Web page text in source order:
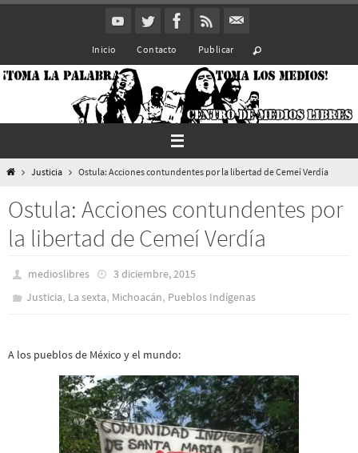
Inicio Contacto Publicar
InicioJusticia Ostula: Acciones contundentes por la libertad de Cemeí Verdía
Ostula: Acciones contundentes por
la libertad de Cemeí Verdía
medioslibres
3 diciembre, 2015
Justicia, La sexta, Michoacán, Pueblos Indí­genas
A los pueblos de México y el mundo: